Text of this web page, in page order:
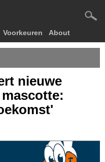
Voorkeuren About
nieuwe